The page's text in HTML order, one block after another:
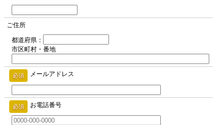
ご住所
都道府県：
市区町村・番地
必須 メールアドレス
必須 お電話番号